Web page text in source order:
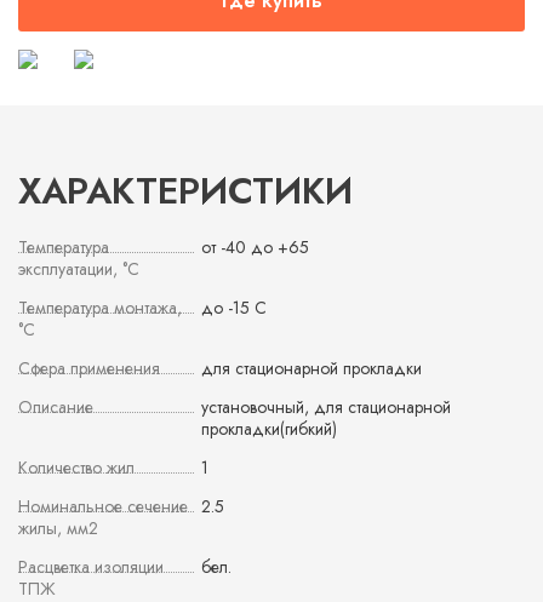
ХАРАКТЕРИСТИКИ
Температура
эксплуатации, °С
от -40 до +65
Температура монтажа,
°С
до -15 С
Сфера применения
для стационарной прокладки
Описание
установочный, для стационарной
прокладки(гибкий)
Количество жил
1
Номинальное сечение
жилы, мм2
2.5
Расцветка изоляции
ТПЖ
бел.